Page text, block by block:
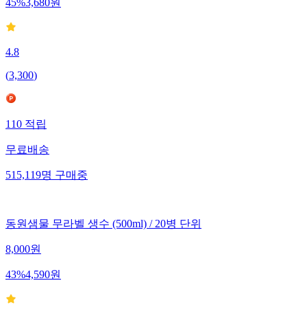
45%3,680원
4.8
(3,300)
110적립
무료배송
515,119명구매중
동원샘물 무라벨 생수 (500ml) / 20병 단위
8,000원
43%4,590원